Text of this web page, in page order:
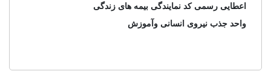
اعطایی رسمی کد نمایندگی بیمه های زندگی
واحد جذب نیروی انسانی وآموزش